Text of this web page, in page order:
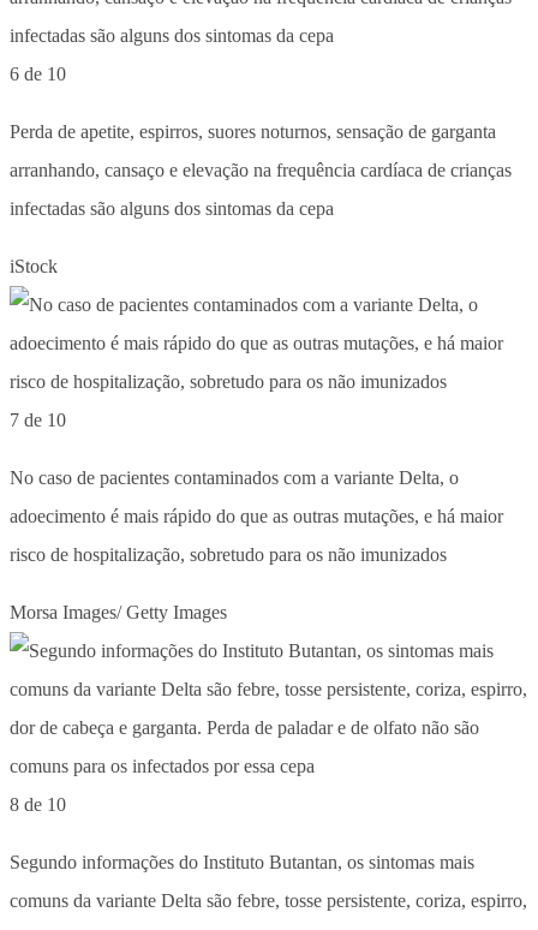
6 de 10
Perda de apetite, espirros, suores noturnos, sensação de garganta
arranhando, cansaço e elevação na frequência cardíaca de crianças
infectadas são alguns dos sintomas da cepa
iStock
7 de 10
No caso de pacientes contaminados com a variante Delta, o
adoecimento é mais rápido do que as outras mutações, e há maior
risco de hospitalização, sobretudo para os não imunizados
Morsa Images/ Getty Images
8 de 10
Segundo informações do Instituto Butantan, os sintomas mais
comuns da variante Delta são febre, tosse persistente, coriza, espirro,